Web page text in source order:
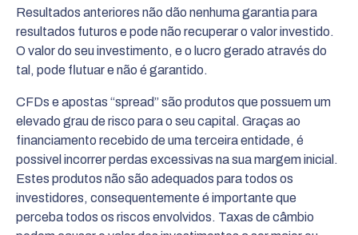
Resultados anteriores não dão nenhuma garantia para
resultados futuros e pode não recuperar o valor investido.
O valor do seu investimento, e o lucro gerado através do
tal, pode flutuar e não é garantido.
CFDs e apostas “spread” são produtos que possuem um
elevado grau de risco para o seu capital. Graças ao
financiamento recebido de uma terceira entidade, é
possivel incorrer perdas excessivas na sua margem inicial.
Estes produtos não são adequados para todos os
investidores, consequentemente é importante que
perceba todos os riscos envolvidos. Taxas de câmbio